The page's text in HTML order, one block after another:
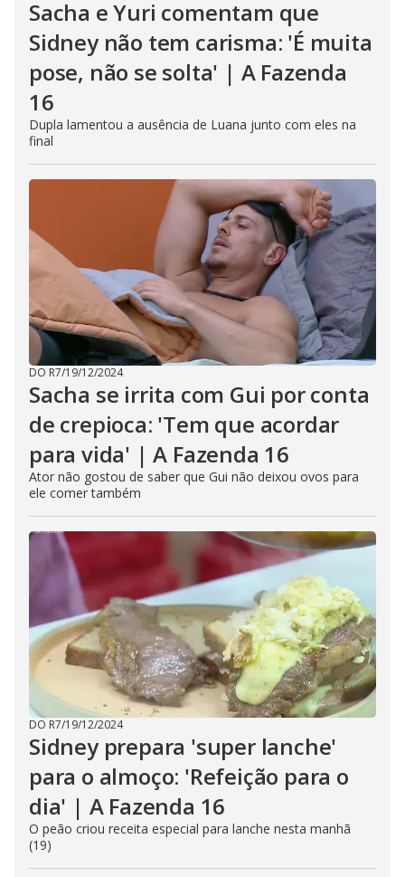
Sacha e Yuri comentam que
Sidney não tem carisma: 'É muita
pose, não se solta' | A Fazenda
16
Dupla lamentou a ausência de Luana junto com eles na
final
DO R7/19/12/2024
Sacha se irrita com Gui por conta
de crepioca: 'Tem que acordar
para vida' | A Fazenda 16
Ator não gostou de saber que Gui não deixou ovos para
ele comer também
DO R7/19/12/2024
Sidney prepara 'super lanche'
para o almoço: 'Refeição para o
dia' | A Fazenda 16
O peão criou receita especial para lanche nesta manhã
(19)